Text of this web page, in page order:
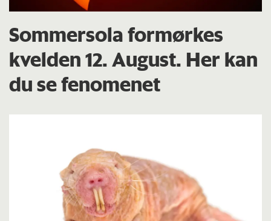
Sommersola formørkes
kvelden 12. August. Her kan
du se fenomenet